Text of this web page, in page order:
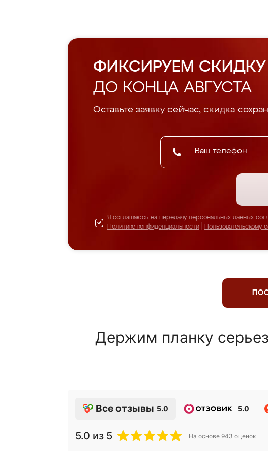
ФИКСИРУЕМ СКИДКУ
ДО КОНЦА АВГУСТА
Оставьте заявку сейчас, скидка
Я соглашаюсь на передачу персональных данных
Политике конфиденциальности
Пользовательскому
Держим планку
Все отзывы 5.0 5.0
5.0 из 5 На основе 943 оценок